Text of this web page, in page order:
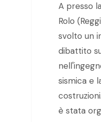
A presso
Rolo
svolto un
dibattito
sismica e
è stata